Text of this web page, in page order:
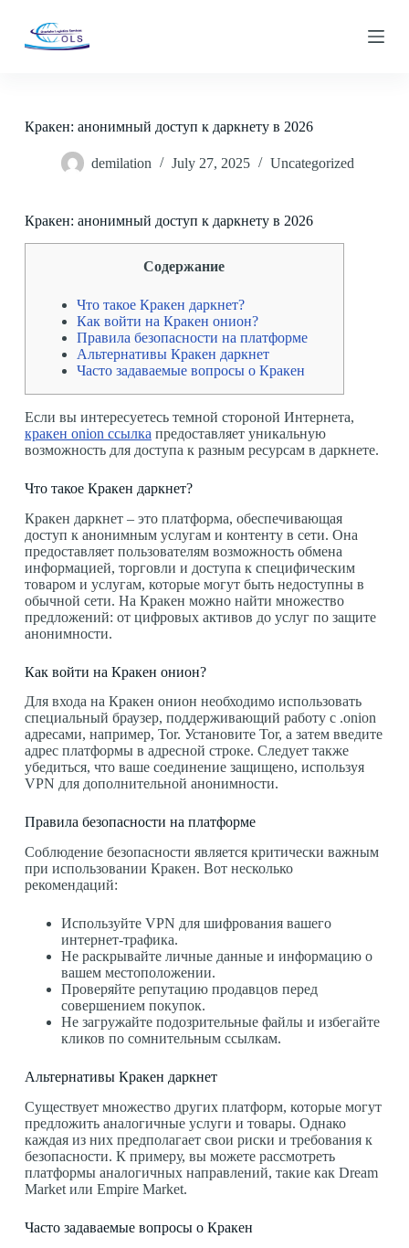
oКракен: анонимный доступ к даркнету в 2026
demilation July 27, 2025 Uncategorized
Кракен: анонимный доступ к даркнету в 2026
Содержание
Что такое Кракен даркнет?
Как войти на Кракен онион?
Правила безопасности на платформе
Альтернативы Кракен даркнет
Часто задаваемые вопросы о Кракен
Если вы интересуетесь темной стороной Интернета,
кракен onion ссылка предоставляет уникальную
возможность для доступа к разным ресурсам в даркнете.
Что такое Кракен даркнет?
Кракен даркнет – это платформа, обеспечивающая
доступ к анонимным услугам и контенту в сети. Она
предоставляет пользователям возможность обмена
информацией, торговли и доступа к специфическим
товаром и услугам, которые могут быть недоступны в
обычной сети. На Кракен можно найти множество
предложений: от цифровых активов до услуг по защите
анонимности.
Как войти на Кракен онион?
Для входа на Кракен онион необходимо использовать
специальный браузер, поддерживающий работу с .onion
адресами, например, Tor. Установите Tor, а затем введите
адрес платформы в адресной строке. Следует также
убедиться, что ваше соединение защищено, используя
VPN для дополнительной анонимности.
Правила безопасности на платформе
Соблюдение безопасности является критически важным
при использовании Кракен. Вот несколько
рекомендаций:
Используйте VPN для шифрования вашего
интернет-трафика.
Не раскрывайте личные данные и информацию о
вашем местоположении.
Проверяйте репутацию продавцов перед
совершением покупок.
Не загружайте подозрительные файлы и избегайте
кликов по сомнительным ссылкам.
Альтернативы Кракен даркнет
Существует множество других платформ, которые могут
предложить аналогичные услуги и товары. Однако
каждая из них предполагает свои риски и требования к
безопасности. К примеру, вы можете рассмотреть
платформы аналогичных направлений, такие как Dream
Market или Empire Market.
Часто задаваемые вопросы о Кракен